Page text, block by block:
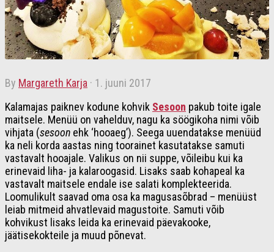
by Margareth Karja · 1. juuni 2017
Kalamajas paiknev kodune kohvik Sesoon pakub toite igale
maitsele. Menüü on vahelduv, nagu ka söögikoha nimi võib
vihjata (sesoon ehk ‘hooaeg’). Seega uuendatakse menüüd
ka neli korda aastas ning toorainet kasutatakse samuti
vastavalt hooajale. Valikus on nii suppe, võileibu kui ka
erinevaid liha- ja kalaroogasid. Lisaks saab kohapeal ka
vastavalt maitsele endale ise salati komplekteerida.
Loomulikult saavad oma osa ka magusasõbrad – menüüst
leiab mitmeid ahvatlevaid magustoite. Samuti võib
kohvikust lisaks leida ka erinevaid päevakooke,
jäätisekokteile ja muud põnevat.